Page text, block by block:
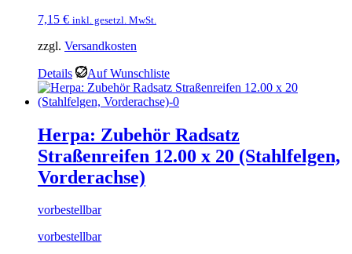
7,15 € inkl. gesetzl. MwSt.
zzgl. Versandkosten
Details Auf Wunschliste
Herpa: Zubehör Radsatz
Straßenreifen 12.00 x 20 (Stahlfelgen,
Vorderachse)
vorbestellbar
vorbestellbar